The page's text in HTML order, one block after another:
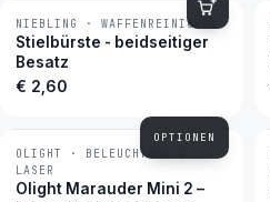
BESTSELLER
NIEBLING · WAFFENREINIGUNG
Stielbürste - beidseitiger
Besatz
€ 2,60
OPTIONEN
−22 %
OLIGHT · BELEUCHTUNG &
LASER
Olight Marauder Mini 2 –